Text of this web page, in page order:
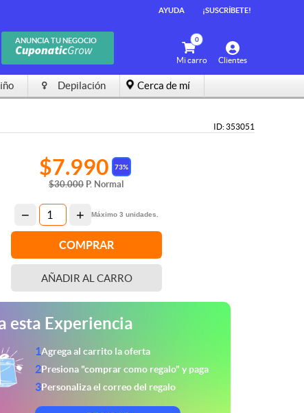
AYUDA ¡SUSCRÍBETE!
ANUNCIA TU NEGOCIO
Clientes
0
Mi carro
Depilación Cerca de mí
ID: 353051
$7.990 73%
$30.000 P. Normal
− + Máximo 3 unidades.
COMPRAR
AÑADIR AL CARRO
esta Experiencia
1Agrega al carrito la oferta
2Presiona "comprar como regalo" y paga
3Personaliza el correo del regalo